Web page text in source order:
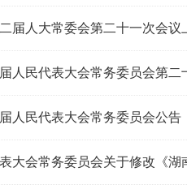
届人大常委会第二十一次会议
人民代表大会常务委员会第二
人民代表大会常务委员会公告
大会常务委员会关于修改《